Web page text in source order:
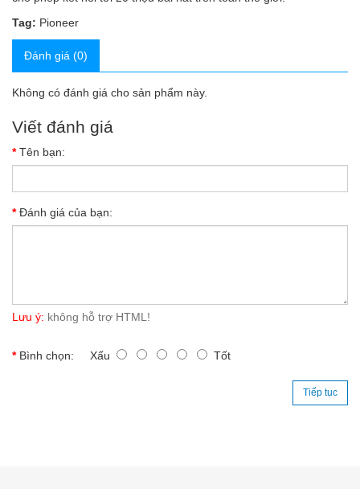
Tag: Pioneer
Đánh giá (0)
Không có đánh giá cho sản phẩm này.
Viết đánh giá
Tên bạn:
Đánh giá của bạn:
Lưu ý: không hỗ trợ HTML!
Bình chọn: Xấu Tốt
Tiếp tục